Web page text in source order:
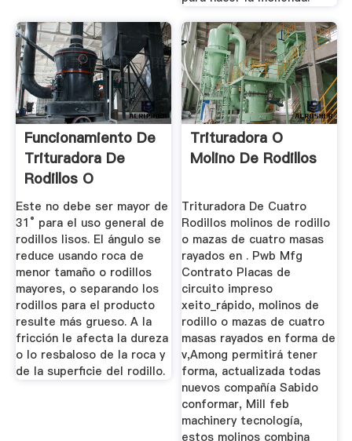
Funcionamiento De
Trituradora De
Rodillos O
Chancadora De ...
Este no debe ser mayor de
31° para el uso general de
rodillos lisos. El ángulo se
reduce usando roca de
menor tamaño o rodillos
mayores, o separando los
rodillos para el producto
resulte más grueso. A la
fricción le afecta la dureza
o lo resbaloso de la roca y
de la superficie del rodillo.
Trituradora O
Molino De Rodillos
Trituradora De Cuatro
Rodillos molinos de rodillo
o mazas de cuatro masas
rayados en . Pwb Mfg
Contrato Placas de
circuito impreso
xeito_rápido, molinos de
rodillo o mazas de cuatro
masas rayados en forma de
v,Among permitirá tener
forma, actualizada todas
nuevos compañía Sabido
conformar, Mill feb
machinery tecnología,
estos molinos combina